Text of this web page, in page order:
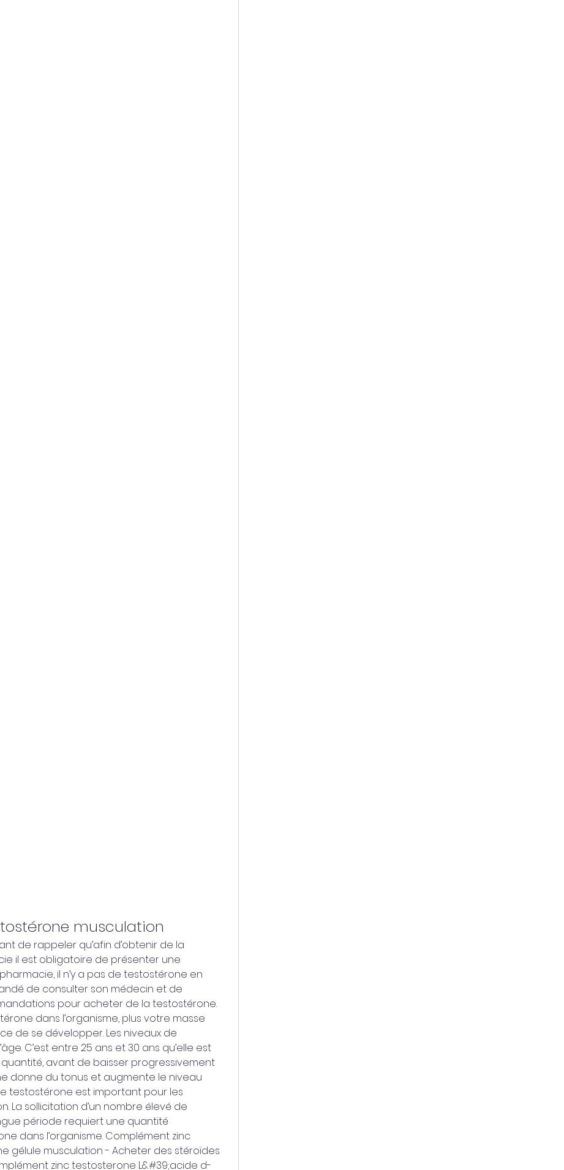
musculation
de rappeler qu’afin d’obtenir de la
il est obligatoire de présenter une
il n’y a pas de testostérone en
de consulter son médecin et de
pour acheter de la testostérone.
dans l’organisme, plus votre masse
de se développer. Les niveaux de
C’est entre 25 ans et 30 ans qu’elle est
avant de baisser progressivement
donne du tonus et augmente le niveau
testostérone est important pour les
La sollicitation d’un nombre élevé de
période requiert une quantité
dans l’organisme. Complément zinc
gélule musculation - Acheter des stéroïdes
zinc testosterone L&#39;acide d-